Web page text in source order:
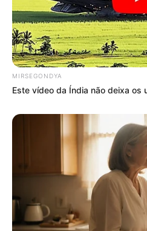
MIRSEGONDYA
Este vídeo da Índia não deixa os